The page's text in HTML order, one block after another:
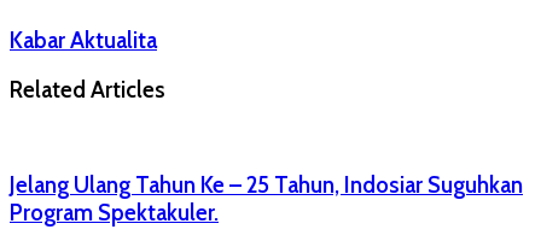
Kabar Aktualita
Related Articles
Jelang Ulang Tahun Ke – 25 Tahun, Indosiar Suguhkan
Program Spektakuler.